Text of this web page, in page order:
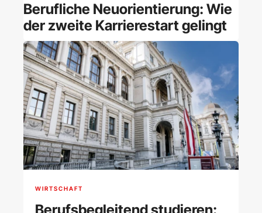
Berufliche Neuorientierung: Wie
der zweite Karrierestart gelingt
WIRTSCHAFT
Berufsbegleitend studieren: